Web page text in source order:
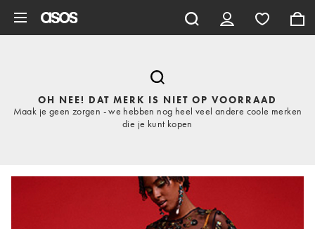
OH NEE! DAT MERK IS NIET OP VOORRAAD
Maak je geen zorgen - we hebben nog heel veel andere coole merken
die je kunt kopen